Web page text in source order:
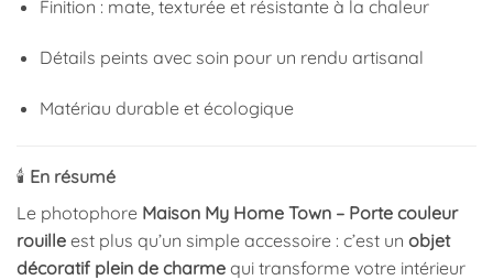
Finition : mate, texturée et résistante à la chaleur
Détails peints avec soin pour un rendu artisanal
Matériau durable et écologique
🕯️ En résumé
Le photophore Maison My Home Town – Porte couleur
rouille est plus qu’un simple accessoire : c’est un objet
décoratif plein de charme qui transforme votre intérieur